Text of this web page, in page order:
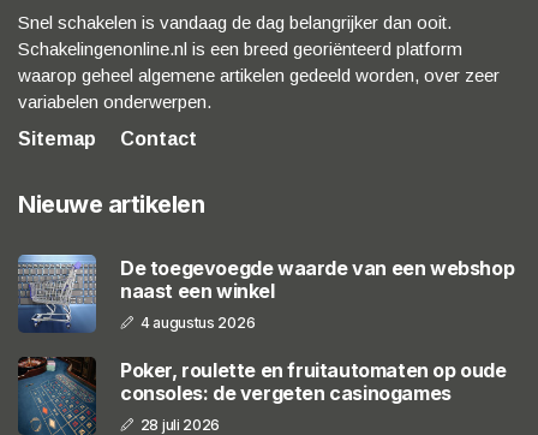
Snel schakelen is vandaag de dag belangrijker dan ooit.
Schakelingenonline.nl is een breed georiënteerd platform
waarop geheel algemene artikelen gedeeld worden, over zeer
variabelen onderwerpen.
Sitemap
Contact
Nieuwe artikelen
De toegevoegde waarde van een webshop
naast een winkel
4 augustus 2026
Poker, roulette en fruitautomaten op oude
consoles: de vergeten casinogames
28 juli 2026